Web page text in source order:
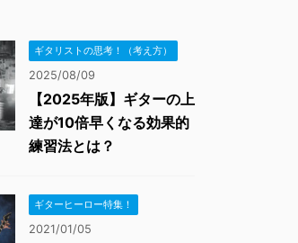
ギタリストの思考！（考え方）
2025/08/09
【2025年版】ギターの上
達が10倍早くなる効果的
練習法とは？
ギターヒーロー特集！
2021/01/05